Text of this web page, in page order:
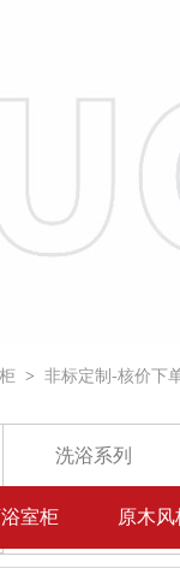
> 非标定制-核价下
洗浴系列
室柜 原木